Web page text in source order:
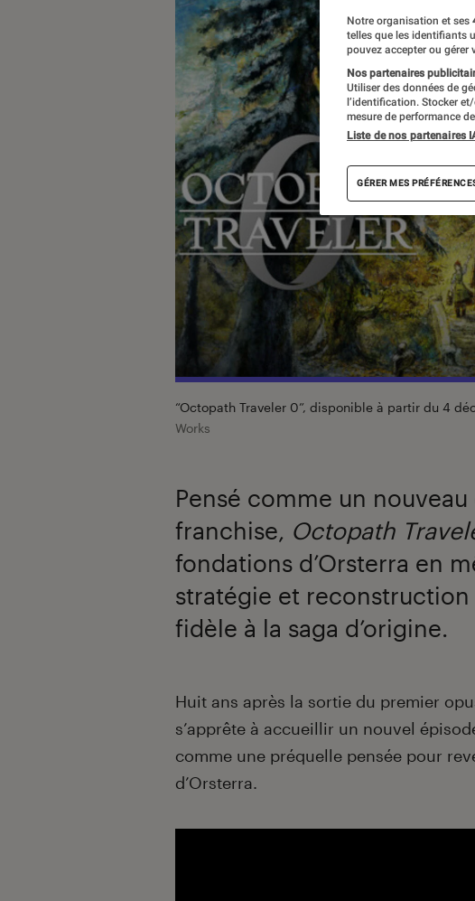
“Octopath Traveler 0”, disponible à partir du 4
Works
Pensé comme un
franchise, Octopath
fondations d’Orsterra en
stratégie et
fidèle à la saga d’origine.
Introduction
Huit ans après la sortie du premier
s’apprête à accueillir un nouvel
comme une préquelle pensée pour
d’Orsterra.
Notre organisation et ses
telles que les identifiants
pouvez accepter ou gérer
Nos partenaires
Utiliser des données de
l’identification. Stocker
mesure de performance
Liste de nos partenaires
GÉRER MES